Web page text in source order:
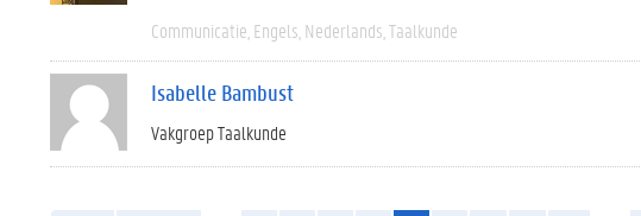
Communicatie Engels Nederlands Taalkunde
Isabelle Bambust
Vakgroep Taalkunde